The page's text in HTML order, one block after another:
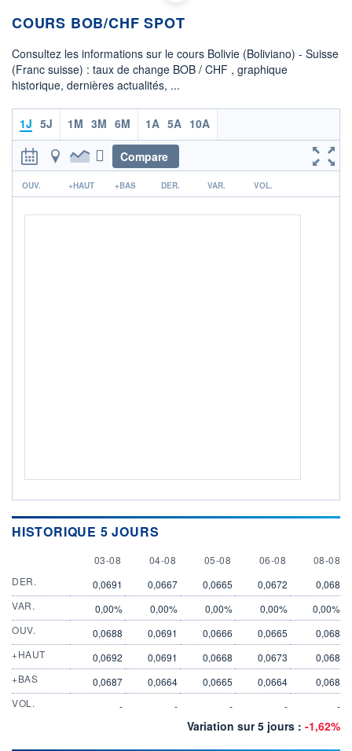
15h29
0,068
OUVERTURE
0,0680
CLÔTURE VEILLE
0,0680 0,0680
COTATION SPÉCIFIQUE
COURS BOB/CHF SPOT
Consultez les informations sur le cours Bolivie (Boliviano) - Suisse
(Franc suisse) : taux de change BOB / CHF , graphique
historique, dernières actualités, ...
1J 5J 1M 3M 6M 1A 5A 10A
Compare
r
OUV. +HAUT +BAS DER. VAR. VOL.
HISTORIQUE 5 JOURS
3 AUGUST
03-08 4 AUGUST
04-08 5 AUGUST
05-08 6 AUGUST
06-08 8
08-08
DER.
0,0691 0,0667 0,0665 0,0672
0,068
VAR.
0,00% 0,00% 0,00% 0,00%
0,00%
OUV.
0,0688 0,0691 0,0666 0,0665
0,068
+HAUT
0,0692 0,0691 0,0668 0,0673
0,068
+BAS
0,0687 0,0664 0,0665 0,0664
0,068
VOL.
- - - - -
Variation sur 5 jours : -1,62%